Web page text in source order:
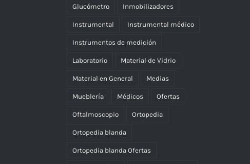
Glucómetro Inmobilizadores
Instrumental Instrumental médico
Instrumentos de medición
Laboratorio Material de Vidrio
Material en General Medias
Mueblería Médicos Ofertas
Oftalmoscopio Ortopedia
Ortopedia blanda
Ortopedia blanda Ofertas